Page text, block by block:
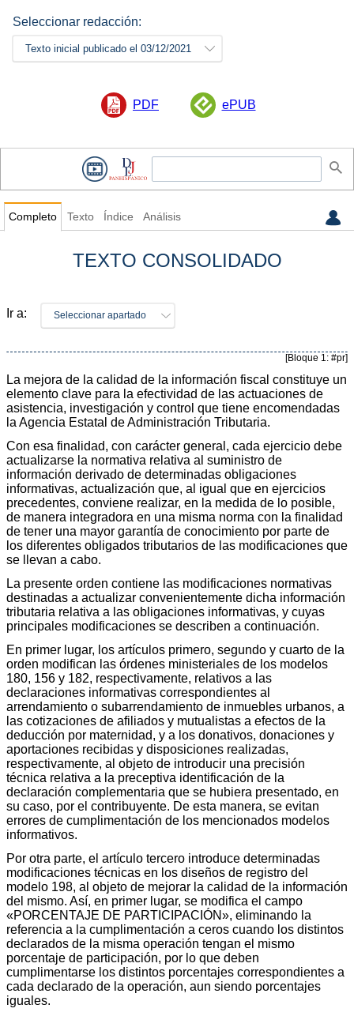
Seleccionar redacción:
Texto inicial publicado el 03/12/2021
PDF ePUB
Completo Texto Índice Análisis
TEXTO CONSOLIDADO
Ir a: Seleccionar apartado
[Bloque 1: #pr]
La mejora de la calidad de la información fiscal constituye un
elemento clave para la efectividad de las actuaciones de
asistencia, investigación y control que tiene encomendadas
la Agencia Estatal de Administración Tributaria.
Con esa finalidad, con carácter general, cada ejercicio debe
actualizarse la normativa relativa al suministro de
información derivado de determinadas obligaciones
informativas, actualización que, al igual que en ejercicios
precedentes, conviene realizar, en la medida de lo posible,
de manera integradora en una misma norma con la finalidad
de tener una mayor garantía de conocimiento por parte de
los diferentes obligados tributarios de las modificaciones que
se llevan a cabo.
La presente orden contiene las modificaciones normativas
destinadas a actualizar convenientemente dicha información
tributaria relativa a las obligaciones informativas, y cuyas
principales modificaciones se describen a continuación.
En primer lugar, los artículos primero, segundo y cuarto de la
orden modifican las órdenes ministeriales de los modelos
180, 156 y 182, respectivamente, relativos a las
declaraciones informativas correspondientes al
arrendamiento o subarrendamiento de inmuebles urbanos, a
las cotizaciones de afiliados y mutualistas a efectos de la
deducción por maternidad, y a los donativos, donaciones y
aportaciones recibidas y disposiciones realizadas,
respectivamente, al objeto de introducir una precisión
técnica relativa a la preceptiva identificación de la
declaración complementaria que se hubiera presentado, en
su caso, por el contribuyente. De esta manera, se evitan
errores de cumplimentación de los mencionados modelos
informativos.
Por otra parte, el artículo tercero introduce determinadas
modificaciones técnicas en los diseños de registro del
modelo 198, al objeto de mejorar la calidad de la información
del mismo. Así, en primer lugar, se modifica el campo
«PORCENTAJE DE PARTICIPACIÓN», eliminando la
referencia a la cumplimentación a ceros cuando los distintos
declarados de la misma operación tengan el mismo
porcentaje de participación, por lo que deben
cumplimentarse los distintos porcentajes correspondientes a
cada declarado de la operación, aun siendo porcentajes
iguales.